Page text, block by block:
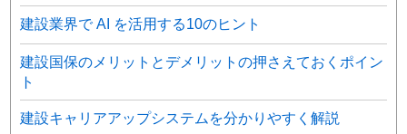
建設業界で AI を活用する10のヒント
建設国保のメリットとデメリットの押さえておくポイン
ト
建設キャリアアップシステムを分かりやすく解説